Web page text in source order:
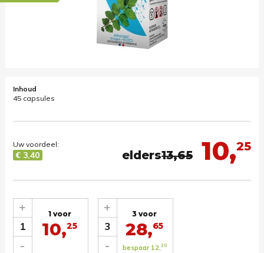
Inhoud
45 capsules
10,25
elders13,65
Uw voordeel:
€ 3,40
1
-
+ 1 voor
10,25 3
-
+ 3 voor
28,65
bespaar 12,30